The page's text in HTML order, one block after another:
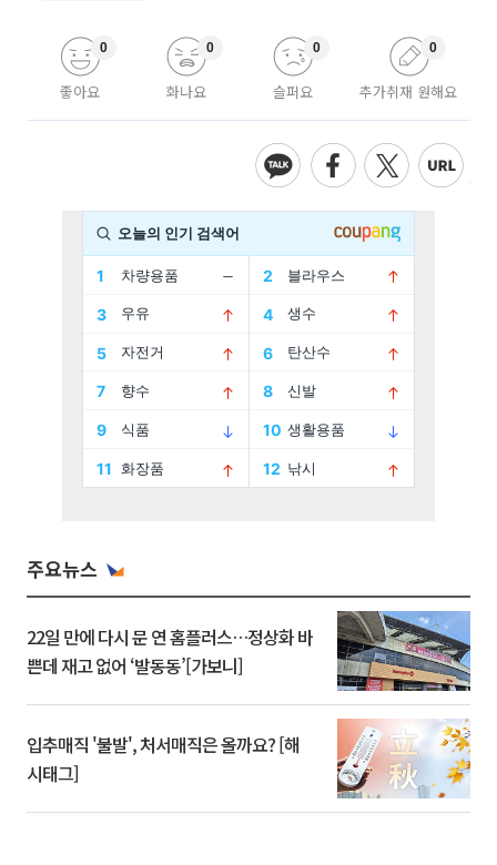
좋아요
0
화나요
0
슬퍼요
0
추가취재 원해요
0
주요뉴스
22일 만에 다시 문 연 홈플러스…정상화 바
쁜데 재고 없어 ‘발동동’[가보니]
입추매직 '불발', 처서매직은 올까요? [해
시태그]